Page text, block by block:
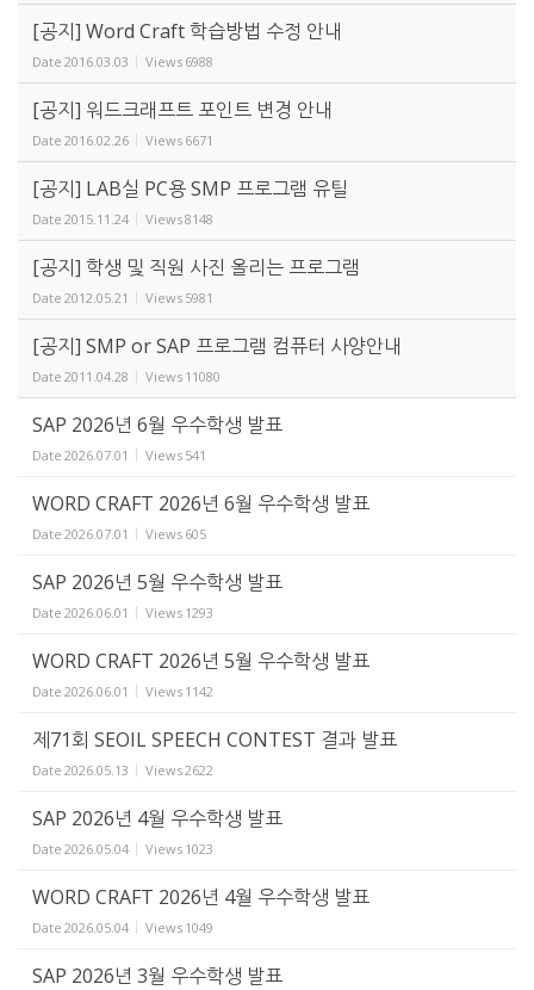
[공지] Word Craft 학습방법 수정 안내
Date 2016.03.03 Views 6988
[공지] 워드크래프트 포인트 변경 안내
Date 2016.02.26 Views 6671
[공지] LAB실 PC용 SMP 프로그램 유틸
Date 2015.11.24 Views8148
[공지] 학생 및 직원 사진 올리는 프로그램
Date 2012.05.21 Views 5981
[공지] SMP or SAP 프로그램 컴퓨터 사양안내
Date 2011.04.28 Views 11080
SAP 2026년 6월 우수학생 발표
Date 2026.07.01 Views 541
WORD CRAFT 2026년 6월 우수학생 발표
Date 2026.07.01 Views 605
SAP 2026년 5월 우수학생 발표
Date 2026.06.01 Views 1293
WORD CRAFT 2026년 5월 우수학생 발표
Date 2026.06.01 Views 1142
제71회 SEOIL SPEECH CONTEST 결과 발표
Date 2026.05.13 Views2622
SAP 2026년 4월 우수학생 발표
Date 2026.05.04 Views 1023
WORD CRAFT 2026년 4월 우수학생 발표
Date 2026.05.04 Views 1049
SAP 2026년 3월 우수학생 발표